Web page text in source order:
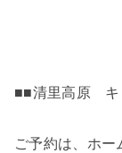
■■清里高原 キ
ご予約は、ホー